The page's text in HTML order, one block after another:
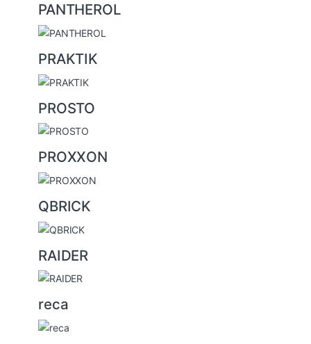
PANTHEROL
PRAKTIK
PROSTO
PROXXON
QBRICK
RAIDER
reca